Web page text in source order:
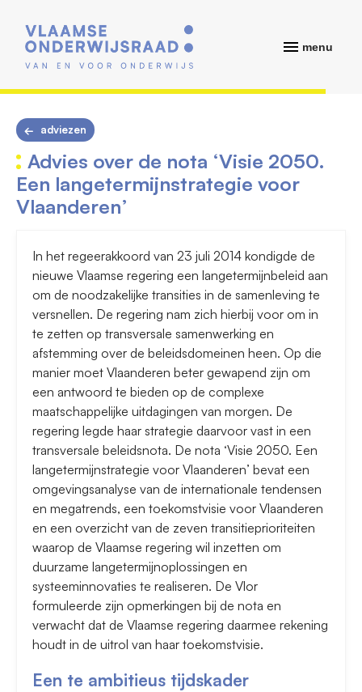
menu
adviezen
Advies over de nota ‘Visie 2050.
Een langetermijnstrategie voor
Vlaanderen’
In het regeerakkoord van 23 juli 2014 kondigde de
nieuwe Vlaamse regering een langetermijnbeleid aan
om de noodzakelijke transities in de samenleving te
versnellen. De regering nam zich hierbij voor om in
te zetten op transversale samenwerking en
afstemming over de beleidsdomeinen heen. Op die
manier moet Vlaanderen beter gewapend zijn om
een antwoord te bieden op de complexe
maatschappelijke uitdagingen van morgen. De
regering legde haar strategie daarvoor vast in een
transversale beleidsnota. De nota ‘Visie 2050. Een
langetermijnstrategie voor Vlaanderen’ bevat een
omgevingsanalyse van de internationale tendensen
en megatrends, een toekomstvisie voor Vlaanderen
en een overzicht van de zeven transitieprioriteiten
waarop de Vlaamse regering wil inzetten om
duurzame langetermijnoplossingen en
systeeminnovaties te realiseren. De Vlor
formuleerde zijn opmerkingen bij de nota en
verwacht dat de Vlaamse regering daarmee rekening
houdt in de uitrol van haar toekomstvisie.
Een te ambitieus tijdskader